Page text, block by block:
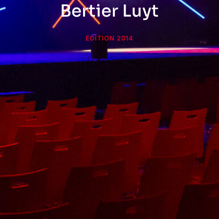
Bertier Luyt
ÉDITION 2014